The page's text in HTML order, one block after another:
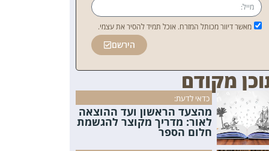
מאשר דיוור מכותל המזרח. אוכל תמיד להסיר את עצמי.
הירשם
מקודם
כדאי לדעת:
מהצעד הראשון ועד ההוצאה
לאור: מדריך מקוצר להגשמת
חלום הספר